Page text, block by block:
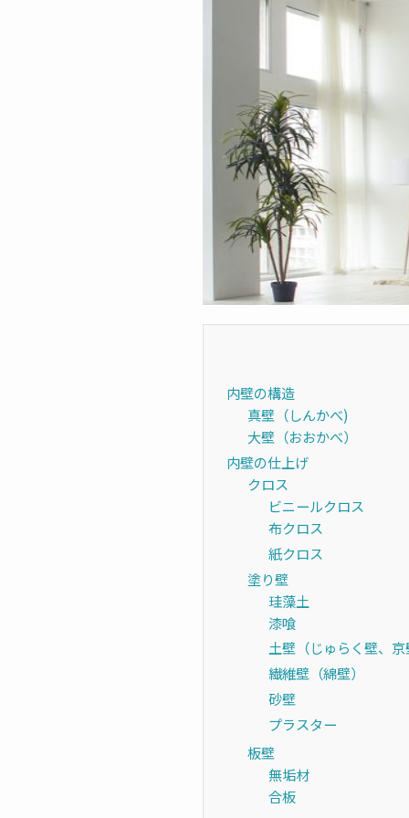
内壁の構造
真壁（しんかべ)
大壁（おおかべ）
内壁の仕上げ
クロス
ビニールクロス
布クロス
紙クロス
塗り壁
珪藻土
漆喰
土壁（じゅらく壁、
繊維壁（綿壁）
砂壁
プラスター
板壁
無垢材
合板